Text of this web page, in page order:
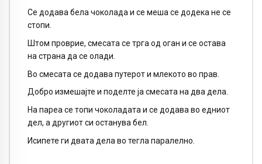
Се додава бела чоколада и се меша се додека не се
стопи.
Штом проврие, смесата се трга од оган и се остава
на страна да се олади.
Во смесата се додава путерот и млекото во прав.
Добро измешајте и поделте ја смесата на два дела.
На пареа се топи чоколадата и се додава во едниот
дел, а другиот си останува бел.
Исипете ги двата дела во тегла паралелно.